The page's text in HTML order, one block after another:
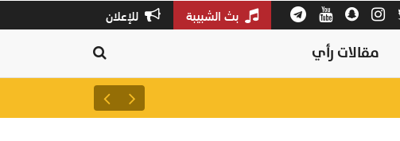
بث الشبيبة للإعلان
مقالات رأي
سلطنة عمان ثالثًا عالميًا في